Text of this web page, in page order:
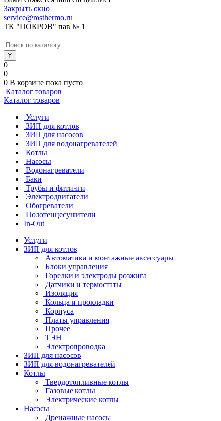
Закрыть окно
service@rosthermo.ru
ТК "ПОКРОВ" пав № 1
0
0
0 В корзине пока пусто
Каталог товаров
Каталог товаров
Услуги
ЗИП для котлов
ЗИП для насосов
ЗИП для водонагревателей
Котлы
Насосы
Водонагреватели
Баки
Трубы и фитинги
Электродвигатели
Обогреватели
Полотенцесушители
In-Out
Услуги
ЗИП для котлов
Автоматика и монтажные аксессуары
Блоки управления
Горелки и электроды розжига
Датчики и термостаты
Изоляция
Кольца и прокладки
Корпуса
Платы управления
Прочее
ТЭН
Электропроводка
ЗИП для насосов
ЗИП для водонагревателей
Котлы
Твердотопливные котлы
Газовые котлы
Электрические котлы
Насосы
Дренажные насосы